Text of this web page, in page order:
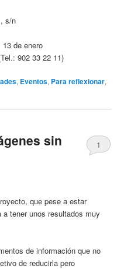
s/n
de enero
902 33 22 11)
, Eventos, Para reflexionar,
sin
1
que pese a estar
tener unos resultados muy
de información que no
de reducirla pero